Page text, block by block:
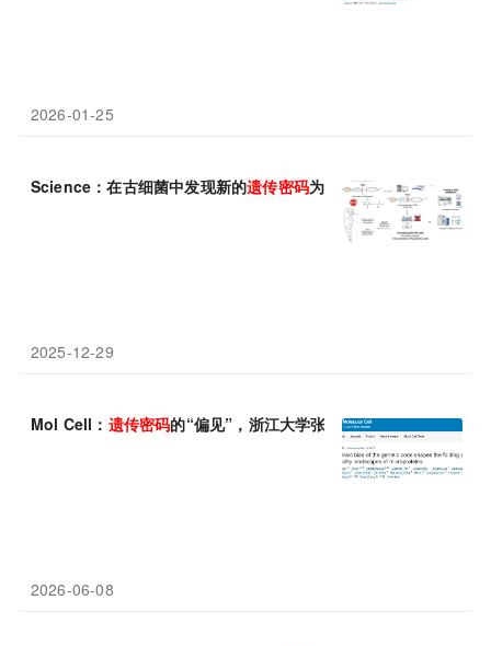
2026-01-25
Science：在古细菌中发现新的遗传密码为生物工程应用打开了大
2025-12-29
Mol Cell： 遗传密码的“偏见”，浙江大学张汕/王勇揭示为何大多
2026-06-08